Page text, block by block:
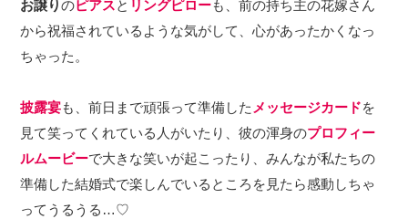
お譲りのピアスと リングピローも、前の持ち主の花嫁さん
から祝福されているような気がして、心があったかくなっ
ちゃった。
披露宴も、前日まで頑張って準備した メッセージカードを
見て笑ってくれている人がいたり、彼の渾身のプロフィー
ルムービーで大きな笑いが起こったり、みんなが私たちの
準備した結婚式で楽しんでいるところを見たら感動しちゃ
ってうるうる…♡